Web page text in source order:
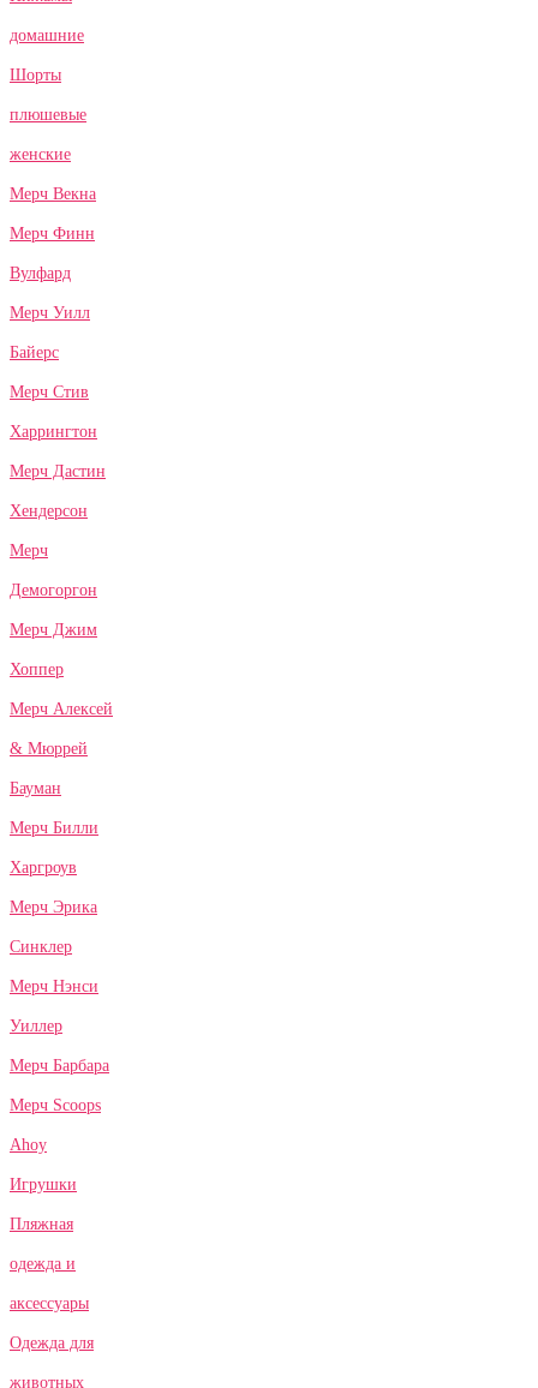
домашние
Шорты
плюшевые
женские
Мерч Векна
Мерч Финн
Вулфард
Мерч Уилл
Байерс
Мерч Стив
Харрингтон
Мерч Дастин
Хендерсон
Мерч
Демогоргон
Мерч Джим
Хоппер
Мерч Алексей
& Мюррей
Бауман
Мерч Билли
Харгроув
Мерч Эрика
Синклер
Мерч Нэнси
Уиллер
Мерч Барбара
Мерч Scoops
Ahoy
Игрушки
Пляжная
одежда и
аксессуары
Одежда для
животных